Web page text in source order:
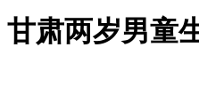
甘肃两岁男童